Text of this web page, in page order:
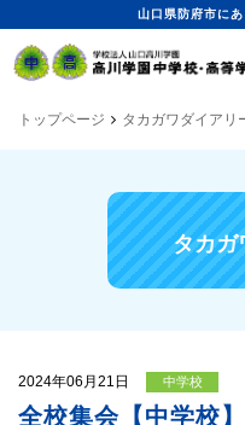
山口県防府市に
トップページ タカガワダイアリ
タカガ
2024年06月21日 中学校
全校集会【中学校】